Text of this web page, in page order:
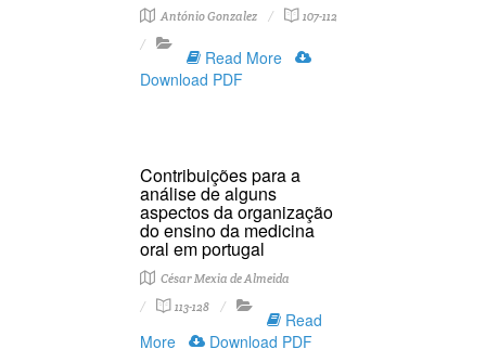
António Gonzalez 107-112
Read More
Download PDF
Contribuições para a
análise de alguns
aspectos da organização
do ensino da medicina
oral em portugal
César Mexia de Almeida
113-128
Read
More
Download PDF